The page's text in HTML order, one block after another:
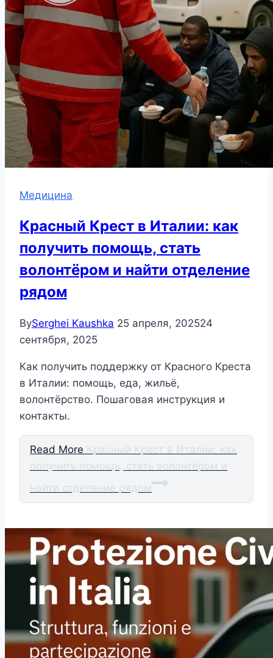
Медицина
Красный Крест в Италии: как
получить помощь, стать
волонтёром и найти отделение
рядом
BySerghei Kaushka 25 апреля, 202524
сентября, 2025
Как получить поддержку от Красного Креста
в Италии: помощь, еда, жильё,
волонтёрство. Пошаговая инструкция и
контакты.
Read More Красный Крест в Италии: как
получить помощь, стать волонтёром и
найти отделение рядом